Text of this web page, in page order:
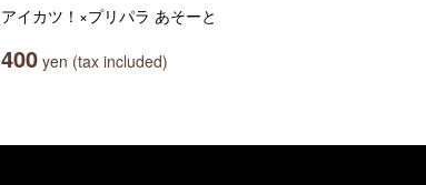
アイカツ！×プリパラ あそーと
400 yen (tax included)